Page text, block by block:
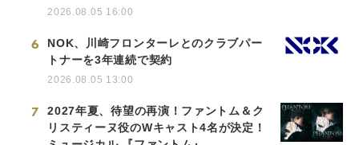
2026.08.05 16:00
6
NOK、川崎フロンターレとのクラブパー
トナーを3年連続で契約
2026.08.05 13:00
7
2027年夏、待望の再演！ファントム＆ク
リスティーヌ役のWキャスト4名が決定！